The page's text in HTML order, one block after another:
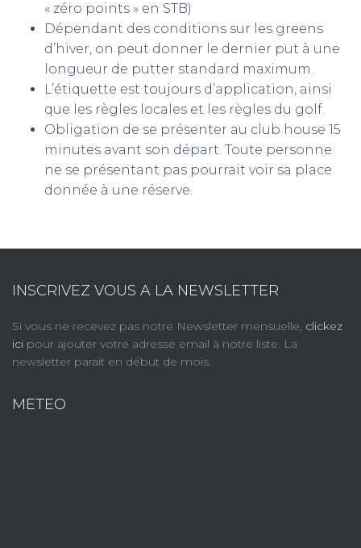
« zéro points » en STB)
Dépendant des conditions sur les greens
d’hiver, on peut donner le dernier put à une
longueur de putter standard maximum.
L’étiquette est toujours d’application, ainsi
que les règles locales et les règles du golf.
Obligation de se présenter au club house 15
minutes avant son départ. Toute personne
ne se présentant pas pourrait voir sa place
donnée à une réserve.
INSCRIVEZ VOUS A LA NEWSLETTER
Si vous ne recevez pas notre Newsletter mensuelle, clickez
ici pour ajouter votre adresse email à notre liste. La
newsletter parait en début de mois.
METEO